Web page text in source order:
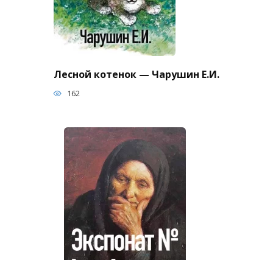
Лесной котенок — Чарушин Е.И.
162